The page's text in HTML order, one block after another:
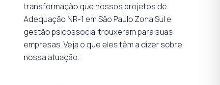
transformação que nossos projetos de
Adequação NR-1 em São Paulo Zona Sul e
gestão psicossocial trouxeram para suas
empresas. Veja o que eles têm a dizer sobre
nossa atuação: